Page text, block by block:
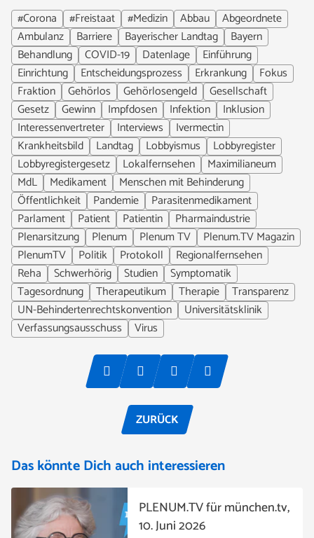
#Corona
#Freistaat #Medizin Abbau
Abgeordnete
Ambulanz
Barriere Bayerischer Landtag
Bayern
Behandlung
COVID-19 Datenlage
Einführung
Einrichtung
Entscheidungsprozess Erkrankung
Fokus
Fraktion
Gehörlos Gehörlosengeld
Gesellschaft
Gesetz
Gewinn Impfdosen Infektion
Inklusion
Interessenvertreter
Interviews
Ivermectin
Krankheitsbild
Landtag Lobbyismus
Lobbyregister
Lobbyregistergesetz
Lokalfernsehen
Maximilianeum
MdL
Medikament
Menschen mit Behinderung
Öffentlichkeit
Pandemie
Parasitenmedikament
Parlament
Patient Patientin
Pharmaindustrie
Plenarsitzung
Plenum Plenum TV
Plenum.TV Magazin
PlenumTV
Politik Protokoll
Regionalfernsehen
Reha
Schwerhörig Studien
Symptomatik
Tagesordnung
Therapeutikum Therapie
Transparenz
UN-Behindertenrechtskonvention
Universitätsklinik
Verfassungsausschuss
Virus
ZURÜCK
Das könnte Dich auch interessieren
PLENUM.TV für münchen.tv,
10. Juni 2026